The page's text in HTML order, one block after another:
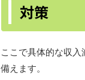
対策
ここで具体的な収
備えます。